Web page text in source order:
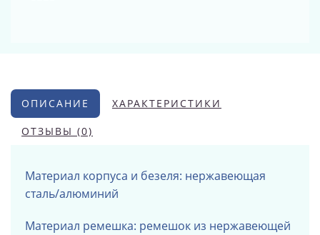
ОПИСАНИЕ ХАРАКТЕРИСТИКИ
ОТЗЫВЫ (0)
Материал корпуса и безеля: нержавеющая
сталь/алюминий
Материал ремешка: ремешок из нержавеющей